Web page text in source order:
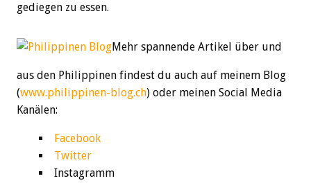
gediegen zu essen.
Mehr spannende Artikel über und
aus den Philippinen findest du auch auf meinem Blog
(www.philippinen-blog.ch) oder meinen Social Media
Kanälen:
Facebook
Twitter
Instagramm